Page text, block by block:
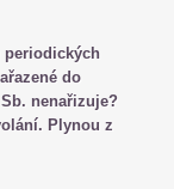
periodických
do
nenařizuje?
Plynou z